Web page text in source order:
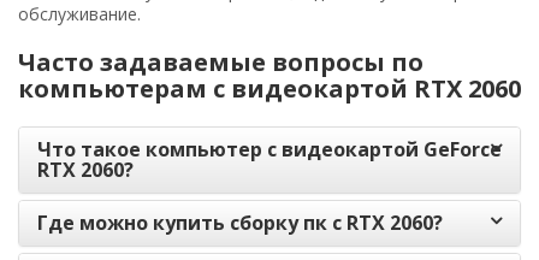
обслуживание.
Часто задаваемые вопросы по
компьютерам с видеокартой RTX 2060
Что такое компьютер с видеокартой GeForce
RTX 2060?
Где можно купить сборку пк с RTX 2060?